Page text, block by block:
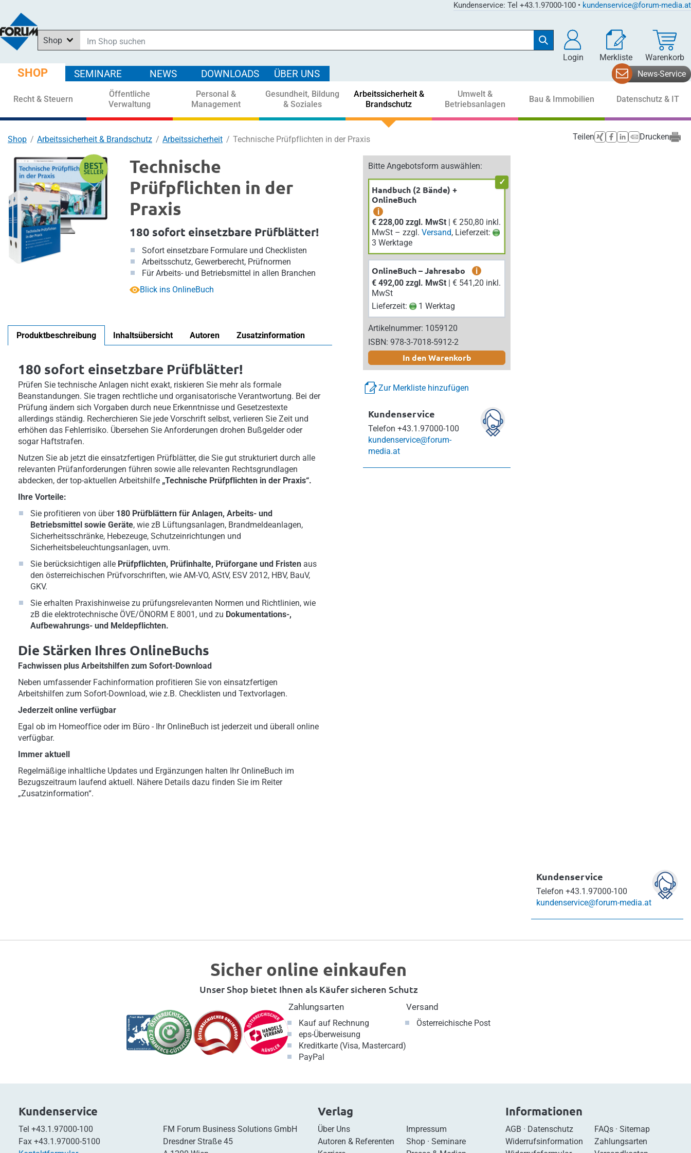
Kundenservice: Tel +43.1.97000-100 • kundenservice@forum-media.at
Shop
In News suchen
In Downloads suchen
In Seminaren suchen
Login Merkliste Warenkorb
SHOP SEMINARE NEWS DOWNLOADS ÜBER UNS News-Service
Recht & Steuern
Öffentliche
Verwaltung
Personal &
Management
Gesundheit, Bildung
& Soziales
Arbeitssicherheit &
Brandschutz
Umwelt &
Betriebsanlagen
Bau & Immobilien Datenschutz & IT
Shop Arbeitssicherheit & Brandschutz Arbeitssicherheit Technische Prüfpflichten in der Praxis
Technische
Prüfpflichten in der
Praxis
180 sofort einsetzbare Prüfblätter!
Sofort einsetzbare Formulare und Checklisten
Arbeitsschutz, Gewerberecht, Prüfnormen
Für Arbeits- und Betriebsmittel in allen Branchen
Blick ins OnlineBuch
Bitte Angebotsform auswählen:
Handbuch (2 Bände) +
OnlineBuch
i
€ 228,00 zzgl. MwSt | € 250,80 inkl.
MwSt – zzgl.Versand, Lieferzeit:
3 Werktage
OnlineBuch – Jahresabo
i
€ 492,00 zzgl. MwSt | € 541,20 inkl.
MwSt
Lieferzeit:
1 Werktag
Artikelnummer: 1059120
ISBN: 978-3-7018-5912-2
In den Warenkorb
Zur Merkliste hinzufügen
Kundenservice
Telefon +43.1.97000-100
kundenservice@forum-
media.at
Produktbeschreibung Inhaltsübersicht Autoren Zusatzinformation
180 sofort einsetzbare Prüfblätter!
Prüfen Sie technische Anlagen nicht exakt, riskieren Sie mehr als formale
Beanstandungen. Sie tragen rechtliche und organisatorische Verantwortung. Bei der
Prüfung ändern sich Vorgaben durch neue Erkenntnisse und Gesetzestexte
allerdings ständig. Recherchieren Sie jede Vorschrift selbst, verlieren Sie Zeit und
erhöhen das Fehlerrisiko. Übersehen Sie Anforderungen drohen Bußgelder oder
sogar Haftstrafen.
Nutzen Sie ab jetzt die einsatzfertigen Prüfblätter, die Sie gut strukturiert durch alle
relevanten Prüfanforderungen führen sowie alle relevanten Rechtsgrundlagen
abdecken, der top-aktuellen Arbeitshilfe „Technische Prüfpflichten in der Praxis“.
Ihre Vorteile:
Sie profitieren von über 180 Prüfblättern für Anlagen, Arbeits- und
Betriebsmittel sowie Geräte, wie zB Lüftungsanlagen, Brandmeldeanlagen,
Sicherheitsschränke, Hebezeuge, Schutzeinrichtungen und
Sicherheitsbeleuchtungsanlagen, uvm.
Sie berücksichtigen alle Prüfpflichten, Prüfinhalte, Prüforgane und Fristen aus
den österreichischen Prüfvorschriften, wie AM-VO, AStV, ESV 2012, HBV, BauV,
GKV.
Sie erhalten Praxishinweise zu prüfungsrelevanten Normen und Richtlinien, wie
zB die elektrotechnische ÖVE/ÖNORM E 8001, und zu Dokumentations-,
Aufbewahrungs- und Meldepflichten.
Die Stärken Ihres OnlineBuchs
Fachwissen plus Arbeitshilfen zum Sofort-Download
Neben umfassender Fachinformation profitieren Sie von einsatzfertigen
Arbeitshilfen zum Sofort-Download, wie z.B. Checklisten und Textvorlagen.
Jederzeit online verfügbar
Egal ob im Homeoffice oder im Büro - Ihr OnlineBuch ist jederzeit und überall online
verfügbar.
Immer aktuell
Regelmäßige inhaltliche Updates und Ergänzungen halten Ihr OnlineBuch im
Bezugszeitraum laufend aktuell. Nähere Details dazu finden Sie im Reiter
„Zusatzinformation“.
Teilen Drucken
Kundenservice
Telefon +43.1.97000-100
kundenservice@forum-media.at
Sicher online einkaufen
Unser Shop bietet Ihnen als Käufer sicheren Schutz
Zahlungsarten
Kauf auf Rechnung
eps-Überweisung
Kreditkarte (Visa, Mastercard)
PayPal
Versand
Österreichische Post
Kundenservice
Tel +43.1.97000-100
Fax +43.1.97000-5100
FM Forum Business Solutions GmbH
Dresdner Straße 45
Verlag
Über Uns
Autoren & Referenten
Impressum
Shop ·Seminare
Informationen
AGB · Datenschutz
Widerrufsinformation
FAQs· Sitemap
Zahlungsarten